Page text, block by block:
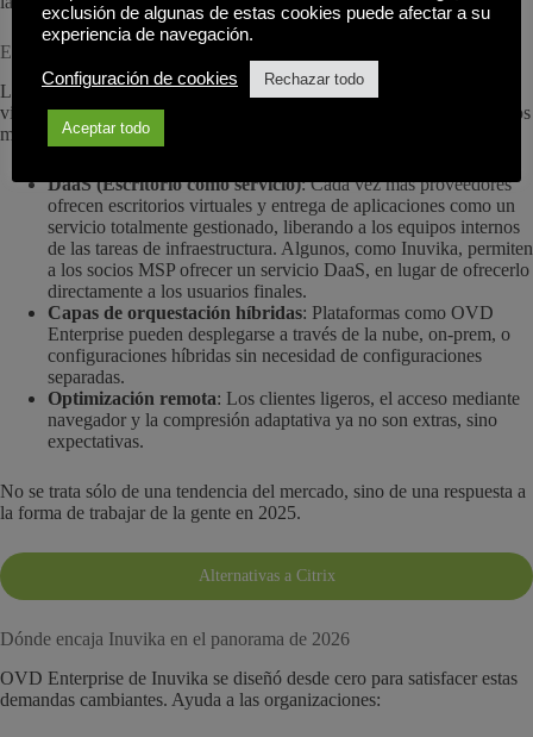
El auge de los espacios de trabajo híbridos y orquestados en la nube
Los competidores actuales de Citrix Cloud no se limitan a duplicar
viejos modelos, sino que introducen otros nuevos. Entre los desarrollos
más prometedores:
DaaS (Escritorio como servicio): Cada vez más proveedores
ofrecen escritorios virtuales y entrega de aplicaciones como un
servicio totalmente gestionado, liberando a los equipos internos
de las tareas de infraestructura. Algunos, como Inuvika, permiten
a los socios MSP ofrecer un servicio DaaS, en lugar de ofrecerlo
directamente a los usuarios finales.
Capas de orquestación híbridas: Plataformas como OVD
Enterprise pueden desplegarse a través de la nube, on-prem, o
configuraciones híbridas sin necesidad de configuraciones
separadas.
Optimización remota: Los clientes ligeros, el acceso mediante
navegador y la compresión adaptativa ya no son extras, sino
expectativas.
No se trata sólo de una tendencia del mercado, sino de una respuesta a
la forma de trabajar de la gente en 2025.
Alternativas a Citrix
Dónde encaja Inuvika en el panorama de 2026
OVD Enterprise de Inuvika se diseñó desde cero para satisfacer estas
demandas cambiantes. Ayuda a las organizaciones:
exclusión de algunas de estas cookies puede afectar a su
experiencia de navegación.
Configuración de cookies Rechazar todo
Aceptar todo